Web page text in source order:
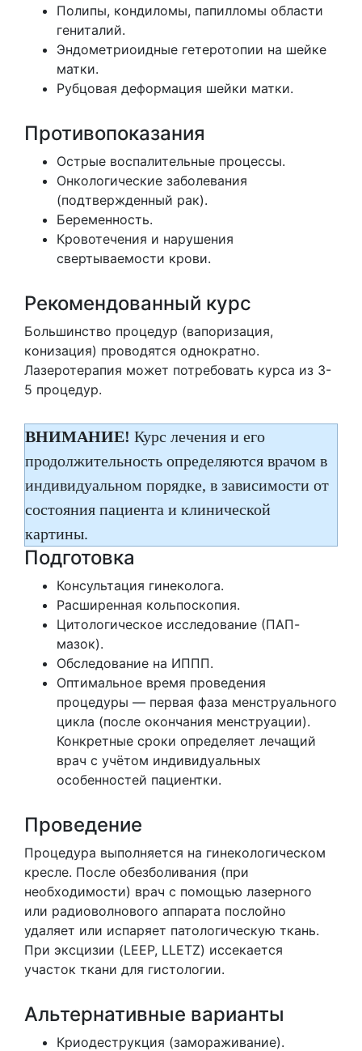
Полипы, кондиломы, папилломы области
гениталий.
Эндометриоидные гетеротопии на шейке
матки.
Рубцовая деформация шейки матки.
Противопоказания
Острые воспалительные процессы.
Онкологические заболевания
(подтвержденный рак).
Беременность.
Кровотечения и нарушения
свертываемости крови.
Рекомендованный курс
Большинство процедур (вапоризация,
конизация) проводятся однократно.
Лазеротерапия может потребовать курса из 3-
5 процедур.
ВНИМАНИЕ! Курс лечения и его
продолжительность определяются врачом в
индивидуальном порядке, в зависимости от
состояния пациента и клинической
картины.
Подготовка
Консультация гинеколога.
Расширенная кольпоскопия.
Цитологическое исследование (ПАП-
мазок).
Обследование на ИППП.
Оптимальное время проведения
процедуры — первая фаза менструального
цикла (после окончания менструации).
Конкретные сроки определяет лечащий
врач с учётом индивидуальных
особенностей пациентки.
Проведение
Процедура выполняется на гинекологическом
кресле. После обезболивания (при
необходимости) врач с помощью лазерного
или радиоволнового аппарата послойно
удаляет или испаряет патологическую ткань.
При эксцизии (LEEP, LLETZ) иссекается
участок ткани для гистологии.
Альтернативные варианты
Криодеструкция (замораживание).